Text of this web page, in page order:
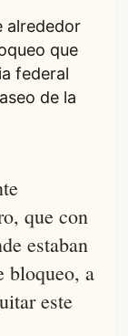
alrededor
que
federal
de la
que con
estaban
bloqueo, a
este